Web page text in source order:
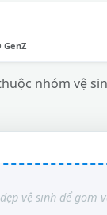
nhóm vệ